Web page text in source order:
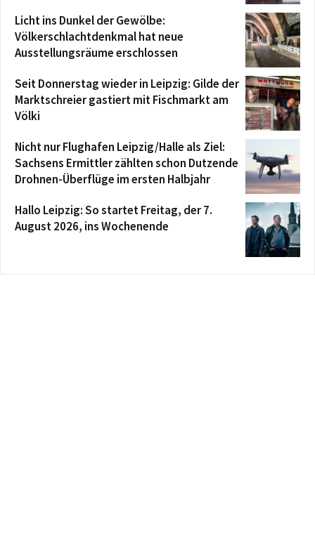
Licht ins Dunkel der Gewölbe:
Völkerschlachtdenkmal hat neue
Ausstellungsräume erschlossen
Seit Donnerstag wieder in Leipzig: Gilde der
Marktschreier gastiert mit Fischmarkt am
Völki
Nicht nur Flughafen Leipzig/Halle als Ziel:
Sachsens Ermittler zählten schon Dutzende
Drohnen-Überflüge im ersten Halbjahr
Hallo Leipzig: So startet Freitag, der 7.
August 2026, ins Wochenende